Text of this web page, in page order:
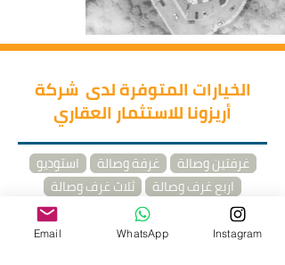
الخيارات المتوفرة لدى شركة
أريزونا للاستثمار العقاري
استوديو غرفة وصالة
غرفتين وصالة
ثلاث غرف وصالة
اربع غرف وصالة
خمس غرف وصالة
Email WhatsApp Instagram